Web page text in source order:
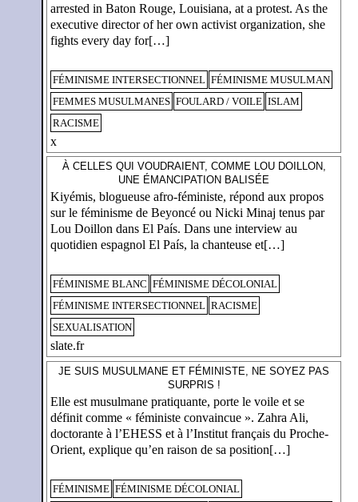
arrested in Baton Rouge, Louisiana, at a protest. As the
executive director of her own activist organization, she
fights every day for[…]
FÉMINISME INTERSECTIONNEL FÉMINISME MUSULMAN
FEMMES MUSULMANES FOULARD / VOILE ISLAM
RACISME
x
À CELLES QUI VOUDRAIENT, COMME LOU DOILLON,
UNE ÉMANCIPATION BALISÉE
Kiyémis, blogueuse afro-féministe, répond aux propos
sur le féminisme de Beyoncé ou Nicki Minaj tenus par
Lou Doillon dans El País. Dans une interview au
quotidien espagnol El País, la chanteuse et[…]
FÉMINISME BLANC FÉMINISME DÉCOLONIAL
FÉMINISME INTERSECTIONNEL RACISME
SEXUALISATION
slate.fr
JE SUIS MUSULMANE ET FÉMINISTE, NE SOYEZ PAS
SURPRIS !
Elle est musulmane pratiquante, porte le voile et se
définit comme « féministe convaincue ». Zahra Ali,
doctorante à l’EHESS et à l’Institut français du Proche-
Orient, explique qu’en raison de sa position[…]
FÉMINISME FÉMINISME DÉCOLONIAL